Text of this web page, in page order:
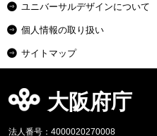
ユニバーサルデザインについて
個人情報の取り扱い
サイトマップ
大阪府庁
法人番号：4000020270008